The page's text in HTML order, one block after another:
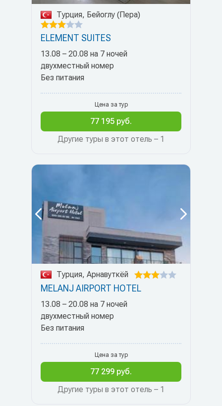
Турция, Бейоглу (Пера)
ELEMENT SUITES
13.08 – 20.08 на 7 ночей
двухместный номер
Без питания
Другие туры в этот отель – 1
Цена за тур
77 195 руб.
Турция, Арнавуткёй
MELANJ AIRPORT HOTEL
13.08 – 20.08 на 7 ночей
двухместный номер
Без питания
Другие туры в этот отель – 1
Цена за тур
77 299 руб.